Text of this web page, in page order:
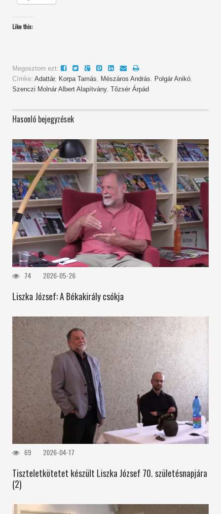
Like this:
Megosztom ezt:
Címke: Adattár, Korpa Tamás, Mészáros András, Polgár Anikó,
Szenczi Molnár Albert Alapítvány, Tőzsér Árpád
Hasonló bejegyzések
74 2026-05-26
Liszka József: A Békakirály csókja
69 2026-04-17
Tiszteletkötetet készült Liszka József 70. születésnapjára
(2)